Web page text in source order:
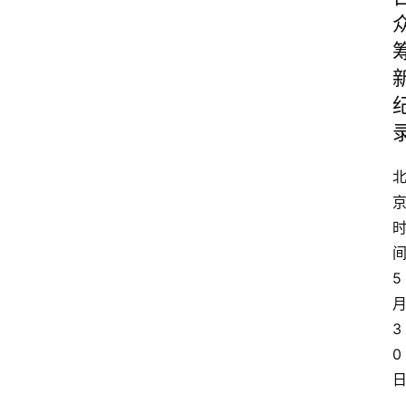
北
京
时
间
5
月
3
0
日